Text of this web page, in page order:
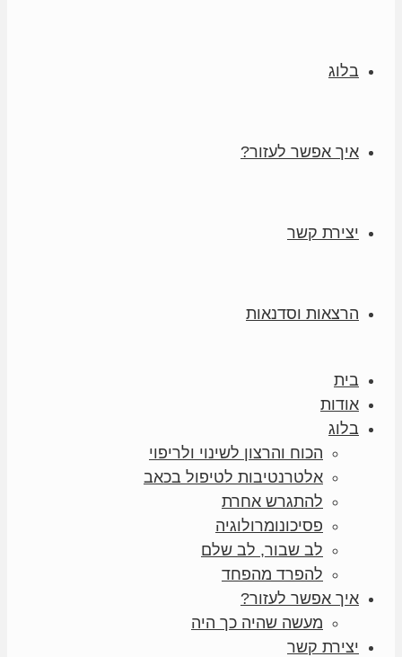
בלוג
איך אפשר לעזור?
יצירת קשר
הרצאות וסדנאות
בית
אודות
בלוג
הכוח והרצון לשינוי ולריפוי
אלטרנטיבות לטיפול בכאב
להתגרש אחרת
פסיכונומרולוגיה
לב שבור, לב שלם
להפרד מהפחד
איך אפשר לעזור?
מעשה שהיה כך היה
יצירת קשר